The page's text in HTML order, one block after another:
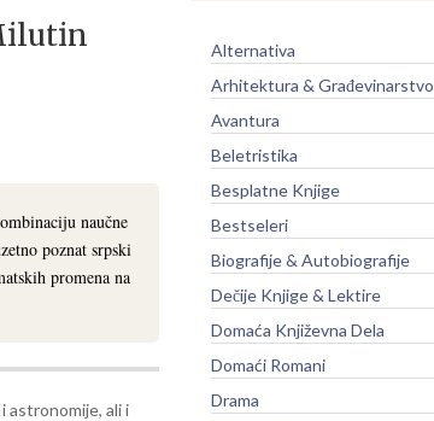
naučne
poznat srpski
promena na
astronomije, ali i
Alternativa
Arhitektura & Građevinarstvo
Avantura
Beletristika
Besplatne Knjige
Bestseleri
Biografije & Autobiografije
Dečije Knjige & Lektire
Domaća Književna Dela
Domaći Romani
Drama